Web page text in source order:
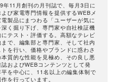
年11月創刊の月刊誌で、毎月3日に
び家電専門情報を提供するWEBメ
製品にまつわる「ユーザーが気に
く掘り下げ、専門家や自社検証機
テスト・評価する。高額なテレビ
で、編集部と専門家、そして社内
を行い、価格やブランドに惑わさ
質的な性能を見極め、その良し悪
およびWEBコンテンツとして発
を中心に、11名以上の編集体制で
を行っています。